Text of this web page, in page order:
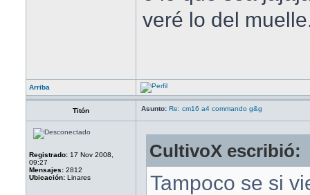
veré lo del
Arriba
Titón Asunto: Re: cm16 a4 commando g&g
Registrado: 17 Nov 2008,
09:27
Mensajes: 2812
Ubicación: Linares
CultivoX escribió:
Tampoco se si